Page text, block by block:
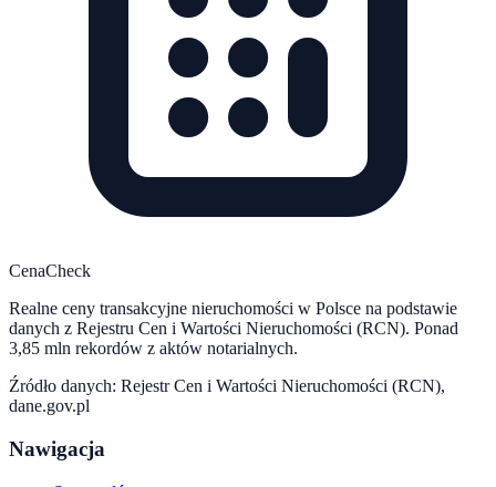
CenaCheck
Realne ceny transakcyjne nieruchomości w Polsce na podstawie
danych z Rejestru Cen i Wartości Nieruchomości (RCN). Ponad
3,85 mln rekordów z aktów notarialnych.
Źródło danych: Rejestr Cen i Wartości Nieruchomości (RCN),
dane.gov.pl
Nawigacja